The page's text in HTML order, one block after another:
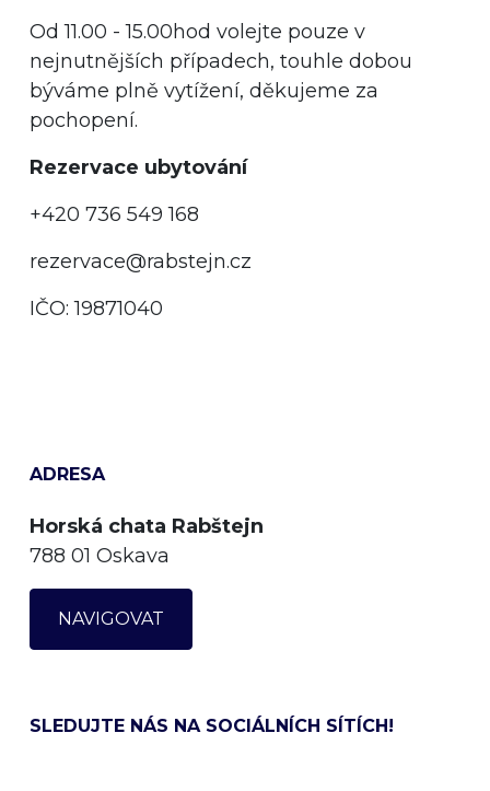
Od 11.00 - 15.00hod volejte pouze v
nejnutnějších případech, touhle dobou
býváme plně vytížení, děkujeme za
pochopení.
Rezervace ubytování
+420 736 549 168
rezervace@rabstejn.cz
IČO: 19871040
ADRESA
Horská chata Rabštejn
788 01 Oskava
NAVIGOVAT
SLEDUJTE NÁS NA SOCIÁLNÍCH SÍTÍCH!